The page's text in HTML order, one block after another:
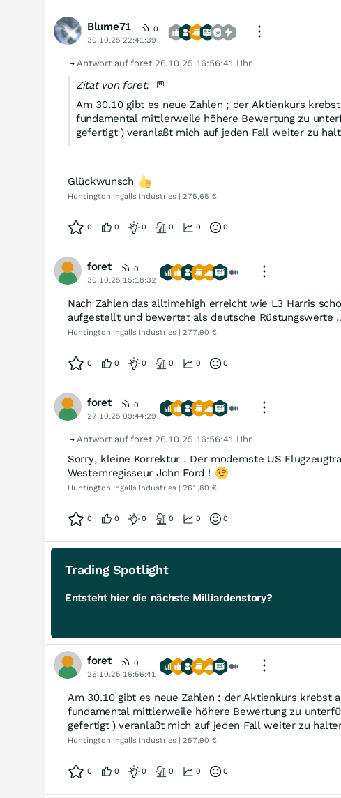
Blume71
0
30.10.25 22:41:39
Antwort auf foret 26.10.25 16:56:41 Uhr
Zitat von foret:
Am 30.10 gibt es neue Zahlen ; der Aktienkurs
fundamental mittlerweile höhere Bewertung zu
gefertigt ) veranlaßt mich auf jeden Fall weiter zu
Glückwunsch
Huntington Ingalls Industries | 275,65 €
0 0 0 0 0 0
foret
0
30.10.25 15:18:32
Nach Zahlen das alltimehigh erreicht wie L3 Harris
aufgestellt und bewertet als deutsche Rüstungswerte
Huntington Ingalls Industries | 277,90 €
0 0 0 0 0 0
foret
0
27.10.25 09:44:29
Antwort auf foret 26.10.25 16:56:41 Uhr
Sorry, kleine Korrektur . Der modernste US
Westernregisseur John Ford !
Huntington Ingalls Industries | 261,80 €
0 0 0 0 0 0
Trading Spotlight
Entsteht hier die nächste Milliardenstory?
foret
0
26.10.25 16:56:41
Am 30.10 gibt es neue Zahlen ; der Aktienkurs krebst
fundamental mittlerweile höhere Bewertung zu
gefertigt ) veranlaßt mich auf jeden Fall weiter zu
Huntington Ingalls Industries | 257,90 €
0 0 0 0 0 0